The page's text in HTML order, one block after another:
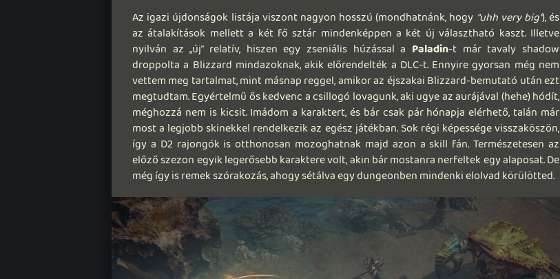
Az igazi újdonságok listája viszont nagyon hosszú (mondhatnánk, hogy "uhh very big"), és
az átalakítások mellett a két fő sztár mindenképpen a két új választható kaszt. Illetve
nyilván az „új” relatív, hiszen egy zseniális húzással a Paladin-t már tavaly shadow
droppolta a Blizzard mindazoknak, akik előrendelték a DLC-t. Ennyire gyorsan még nem
vettem meg tartalmat, mint másnap reggel, amikor az éjszakai Blizzard-bemutató után ezt
megtudtam. Egyértelmű ős kedvenc a csillogó lovagunk, aki ugye az aurájával (hehe) hódít,
méghozzá nem is kicsit. Imádom a karaktert, és bár csak pár hónapja elérhető, talán már
most a legjobb skinekkel rendelkezik az egész játékban. Sok régi képessége visszaköszön,
így a D2 rajongók is otthonosan mozoghatnak majd azon a skill fán. Természetesen az
előző szezon egyik legerősebb karaktere volt, akin bár mostanra nerfeltek egy alaposat. De
még így is remek szórakozás, ahogy sétálva egy dungeonben mindenki elolvad körülötted.